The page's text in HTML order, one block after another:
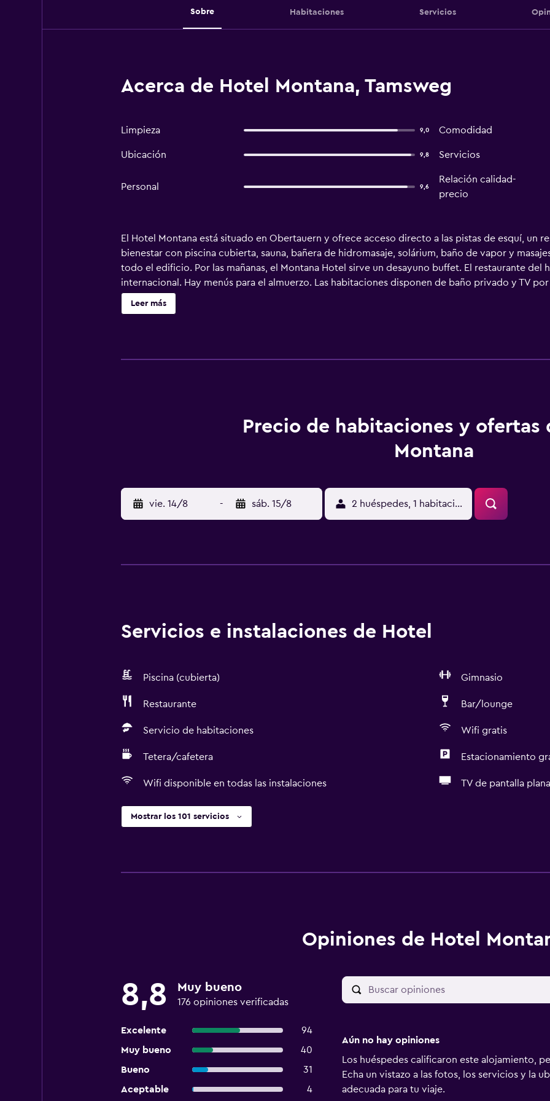
Sobre Habitaciones Servicios
Acerca de Hotel Montana, Tamsweg
Limpieza 9,0 Comodidad
Ubicación 9,8 Servicios
Personal 9,6
Relación calidad-
precio
El Hotel Montana está situado en Obertauern y ofrece acceso directo a las pistas de esquí, un
bienestar con piscina cubierta, sauna, bañera de hidromasaje, solárium, baño de vapor y
todo el edificio. Por las mañanas, el Montana Hotel sirve un desayuno buffet. El restaurante del
internacional. Hay menús para el almuerzo. Las habitaciones disponen de baño privado y TV
las montañas. En el establecimiento hay una sala de juegos, mesa de billar y mesa de ping
Los teleféricos de Edelweissbahn y Grosseck se encuentran en las inmediaciones. A 4 km hay
Leer más
Precio de habitaciones y ofertas
Montana
vie. 14/8 - sáb. 15/8 2 huéspedes, 1 habitación
Servicios e instalaciones de Hotel
Piscina (cubierta) Gimnasio
Restaurante Bar/lounge
Servicio de habitaciones Wifi gratis
Tetera/cafetera Estacionamiento
Wifi disponible en todas las instalaciones TV de pantalla plana
Mostrar los 101 servicios
Opiniones de Hotel
8,8 Muy bueno
176 opiniones verificadas
Excelente
94
Muy bueno
40
Bueno
31
Aceptable
4
Aún no hay opiniones
Los huéspedes calificaron este alojamiento,
Echa un vistazo a las fotos, los servicios y la
adecuada para tu viaje.